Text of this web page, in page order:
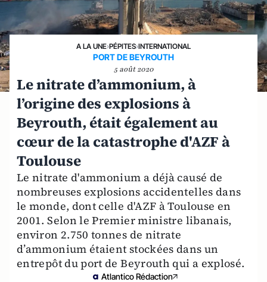
A LA UNE›PÉPITES›INTERNATIONAL
PORT DE BEYROUTH
5 août 2020
Le nitrate d’ammonium, à
l’origine des explosions à
Beyrouth, était également au
cœur de la catastrophe d'AZF à
Toulouse
Le nitrate d'ammonium a déjà causé de
nombreuses explosions accidentelles dans
le monde, dont celle d'AZF à Toulouse en
2001. Selon le Premier ministre libanais,
environ 2.750 tonnes de nitrate
d’ammonium étaient stockées dans un
entrepôt du port de Beyrouth qui a explosé.
Atlantico Rédaction